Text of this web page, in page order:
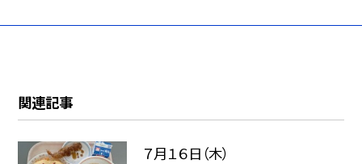
関連記事
７月１６日（木）